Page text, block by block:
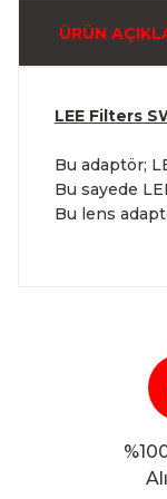
ÜRÜN
LEE Filters
Bu adaptör;
Bu sayede
Bu lens